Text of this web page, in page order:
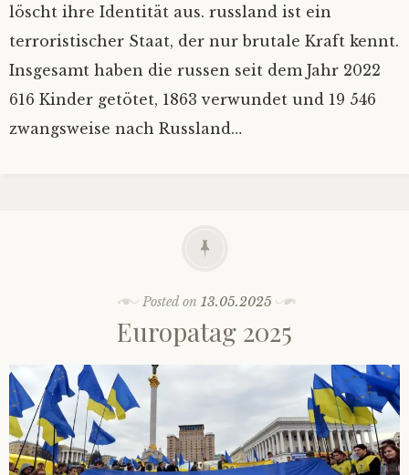
löscht ihre Identität aus. russland ist ein
terroristischer Staat, der nur brutale Kraft kennt.
Insgesamt haben die russen seit dem Jahr 2022
616 Kinder getötet, 1863 verwundet und 19 546
zwangsweise nach Russland…
Posted on13.05.2025
Europatag 2025